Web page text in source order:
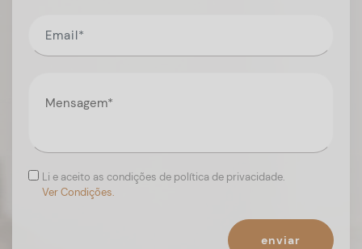
Li e aceito as condições de política de privacidade.
Ver Condições.
enviar